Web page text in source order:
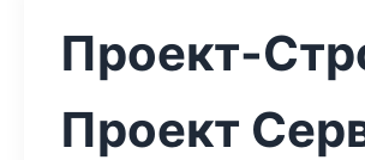
Проект-
Проект